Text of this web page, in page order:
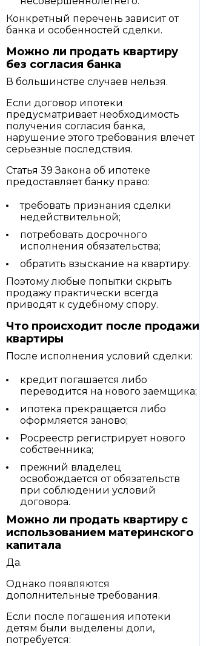
Конкретный перечень зависит от
банка и особенностей сделки.
Можно ли продать квартиру
без согласия банка
В большинстве случаев нельзя.
Если договор ипотеки
предусматривает необходимость
получения согласия банка,
нарушение этого требования влечет
серьезные последствия.
Статья 39 Закона об ипотеке
предоставляет банку право:
требовать признания сделки
недействительной;
потребовать досрочного
исполнения обязательства;
обратить взыскание на квартиру.
Поэтому любые попытки скрыть
продажу практически всегда
приводят к судебному спору.
Что происходит после продажи
квартиры
После исполнения условий сделки:
кредит погашается либо
переводится на нового заемщика;
ипотека прекращается либо
оформляется заново;
Росреестр регистрирует нового
собственника;
прежний владелец
освобождается от обязательств
при соблюдении условий
договора.
Можно ли продать квартиру с
использованием материнского
капитала
Да.
Однако появляются
дополнительные требования.
Если после погашения ипотеки
детям были выделены доли,
потребуется: